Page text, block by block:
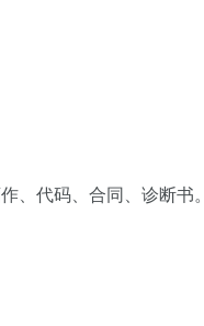
、代码、合同、诊断书。